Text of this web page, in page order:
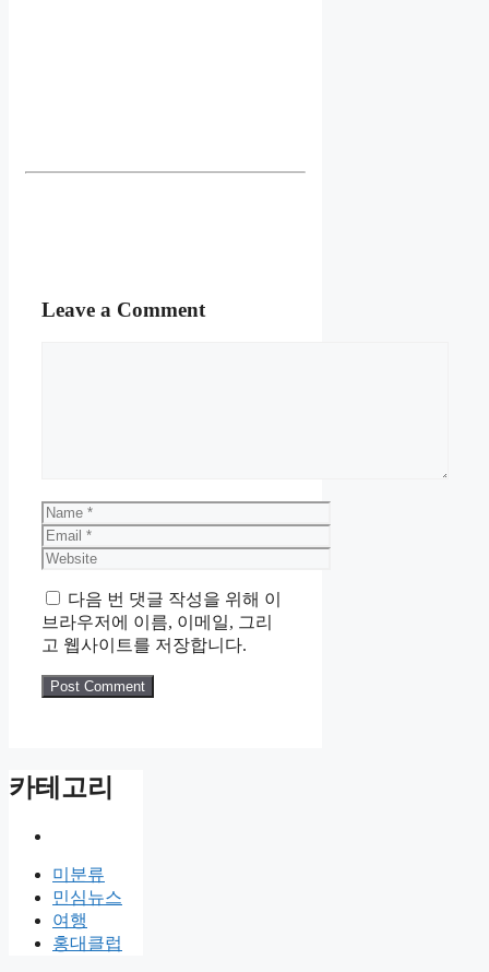
Leave a Comment
Name
Email
Website
다음 번 댓글 작성을 위해 이
브라우저에 이름, 이메일, 그리
고 웹사이트를 저장합니다.
카테고리
미분류
민심뉴스
여행
홍대클럽